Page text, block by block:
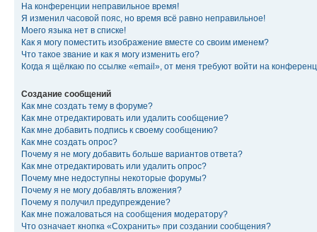
На конференции неправильное время!
Я изменил часовой пояс, но время всё равно неправильное!
Моего языка нет в списке!
Как я могу поместить изображение вместе со своим именем?
Что такое звание и как я могу изменить его?
Когда я щёлкаю по ссылке «email», от меня требуют войти на
Создание сообщений
Как мне создать тему в форуме?
Как мне отредактировать или удалить сообщение?
Как мне добавить подпись к своему сообщению?
Как мне создать опрос?
Почему я не могу добавить больше вариантов ответа?
Как мне отредактировать или удалить опрос?
Почему мне недоступны некоторые форумы?
Почему я не могу добавлять вложения?
Почему я получил предупреждение?
Как мне пожаловаться на сообщения модератору?
Что означает кнопка «Сохранить» при создании сообщения?